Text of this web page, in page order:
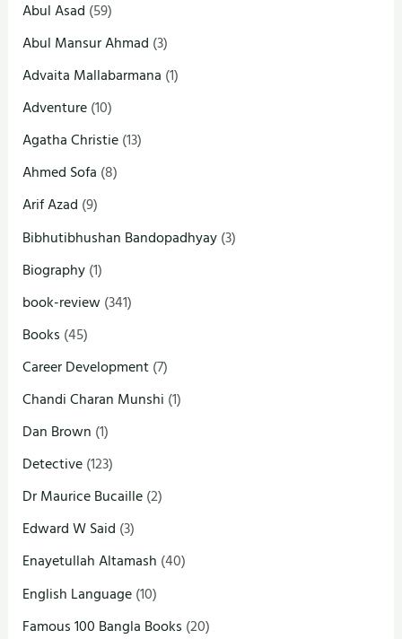
Abul Asad (59)
Abul Mansur Ahmad (3)
Advaita Mallabarmana (1)
Adventure(10)
Agatha Christie(13)
Ahmed Sofa (8)
Arif Azad (9)
Bibhutibhushan Bandopadhyay(3)
Biography(1)
book-review(341)
Books (45)
Career Development(7)
Chandi Charan Munshi (1)
Dan Brown (1)
Detective(123)
Dr Maurice Bucaille(2)
Edward W Said (3)
Enayetullah Altamash (40)
English Language(10)
Famous 100 Bangla Books (20)